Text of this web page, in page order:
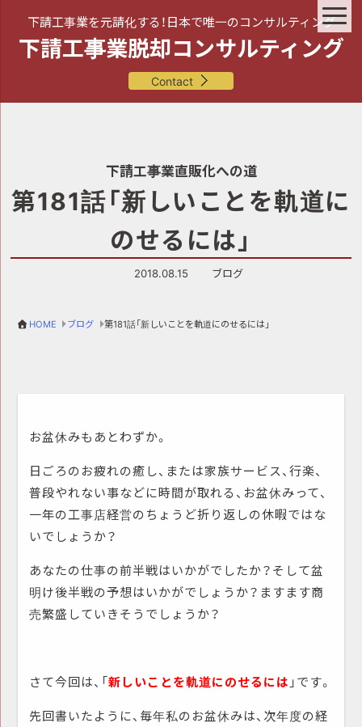
下請工事業を元請化する！日本で唯一のコンサルティング
下請工事業脱却コンサルティング
Contact
下請工事業直販化への道
第181話「新しいことを軌道に
のせるには」
2018.08.15 ブログ
HOME ブログ 第181話「新しいことを軌道にのせるには」
お盆休みもあとわずか。
日ごろのお疲れの癒し、または家族サービス、行楽、
普段やれない事などに時間が取れる、お盆休みって、
一年の工事店経営のちょうど折り返しの休暇ではな
いでしょうか？
あなたの仕事の前半戦はいかがでしたか？そして盆
明け後半戦の予想はいかがでしょうか？ますます商
売繁盛していきそうでしょうか？
さて今回は、「新しいことを軌道にのせるには 」です。
先回書いたように、毎年私のお盆休みは、次年度の経